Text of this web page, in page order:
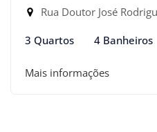
Rua Doutor José Rodrigues Alves
3 Quartos 4 Banheiros
Mais informações